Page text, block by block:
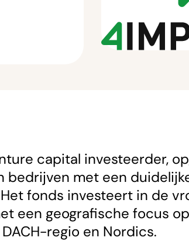
capital investeerder,
bedrijven met een
fonds investeert in de
een geografische focus op
regio en Nordics.